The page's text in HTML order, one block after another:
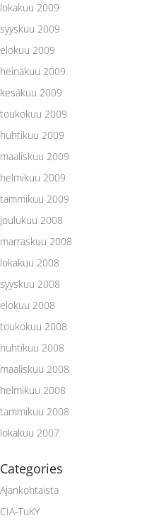
lokakuu 2009
syyskuu 2009
elokuu 2009
heinäkuu 2009
kesäkuu 2009
toukokuu 2009
huhtikuu 2009
maaliskuu 2009
helmikuu 2009
tammikuu 2009
joulukuu 2008
marraskuu 2008
lokakuu 2008
syyskuu 2008
elokuu 2008
toukokuu 2008
huhtikuu 2008
maaliskuu 2008
helmikuu 2008
tammikuu 2008
lokakuu 2007
Categories
Ajankohtaista
CIA-TuKY